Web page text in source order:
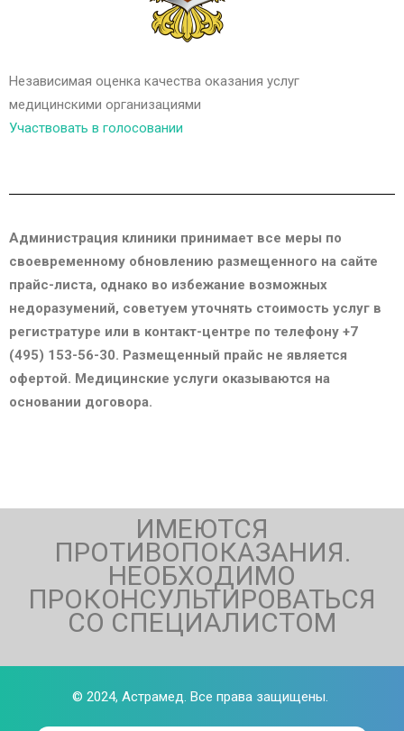
Независимая оценка качества оказания услуг
медицинскими организациями
Участвовать в голосовании
Администрация клиники принимает все меры по
своевременному обновлению размещенного на сайте
прайс-листа, однако во избежание возможных
недоразумений, советуем уточнять стоимость услуг в
регистратуре или в контакт-центре по телефону +7
(495) 153-56-30. Размещенный прайс не является
офертой. Медицинские услуги оказываются на
основании договора.
ИМЕЮТСЯ
ПРОТИВОПОКАЗАНИЯ.
НЕОБХОДИМО
ПРОКОНСУЛЬТИРОВАТЬСЯ
СО СПЕЦИАЛИСТОМ
© 2024, Астрамед. Все права защищены.